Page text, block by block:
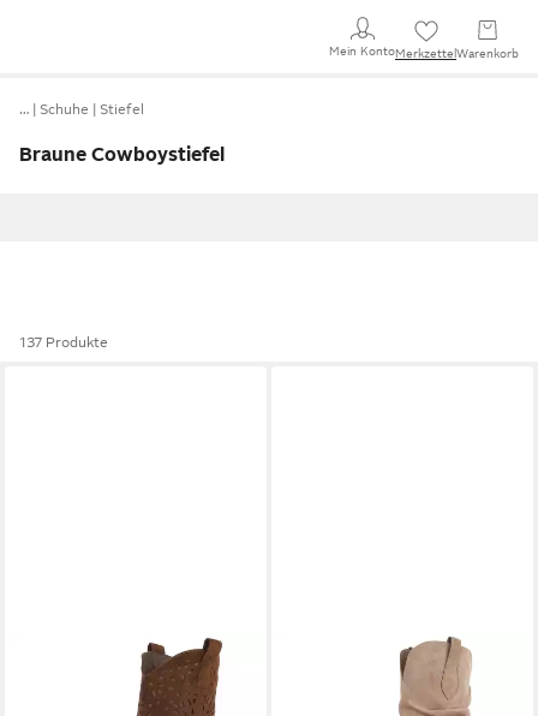
Mein KontoMerkzettel Warenkorb
… Schuhe Stiefel
Braune Cowboystiefel
137 Produkte